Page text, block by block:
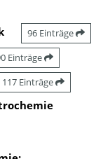
96 Einträge
Einträge
117 Einträge